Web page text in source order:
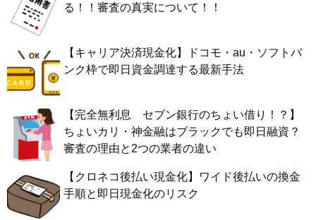
る！！審査の真実について！！
【キャリア決済現金化】ドコモ・au・ソフトバ
ンク枠で即日資金調達する最新手法
【完全無利息 セブン銀行のちょい借り！？】
ちょいカリ・神金融はブラックでも即日融資？
審査の理由と2つの業者の違い
【クロネコ後払い現金化】ワイド後払いの換金
手順と即日現金化のリスク